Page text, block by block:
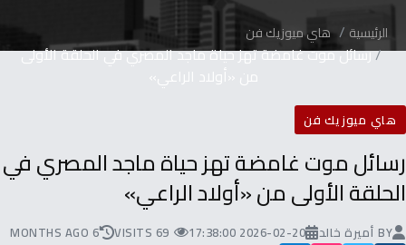
الرئيسية هاي ميوزيك فن
‬من ‬‮«‬أولاد‭ ‬الراعي‮»‬
هاي ميوزيك فن
‬الحلقة‭ ‬الأولى‭ ‬من ‬‮«‬أولاد‭ ‬الراعي‮»‬
BY أميرة خالد 2026-02-20 17:38:00
69 VISITS
6 MONTHS AGO